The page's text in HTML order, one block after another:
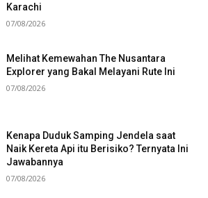
Karachi
07/08/2026
Melihat Kemewahan The Nusantara
Explorer yang Bakal Melayani Rute Ini
07/08/2026
Kenapa Duduk Samping Jendela saat
Naik Kereta Api itu Berisiko? Ternyata Ini
Jawabannya
07/08/2026